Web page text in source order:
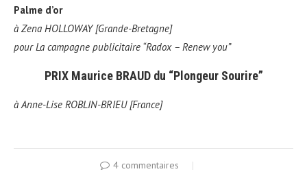
Palme d’or
à Zena HOLLOWAY [Grande-Bretagne]
pour La campagne publicitaire “Radox – Renew you”
PRIX Maurice BRAUD du “Plongeur Sourire”
à Anne-Lise ROBLIN-BRIEU [France]
4 commentaires